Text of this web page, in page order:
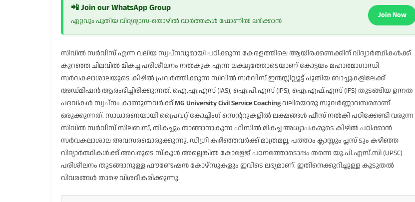
📲 Join our WhatsApp Group
ഏറ്റവും പുതിയ വിദ്യഭ്യാസ-തൊഴിൽ വാർത്തകൾ ഫോണിൽ ലഭിക്കാൻ
Join Now
സിവിൽ സർവീസ് എന്ന വലിയ സ്വപ്നവുമായി പഠിക്കുന്ന കേരളത്തിലെ ആയിരക്കണക്കിന് വിദ്യാർത്ഥികൾക്ക്
കുറഞ്ഞ ചിലവിൽ മികച്ച പരിശീലനം നൽകുക എന്ന ലക്ഷ്യത്തോടെയാണ് കോട്ടയം മഹാത്മാഗാന്ധി
സർവകലാശാലയുടെ കീഴിൽ പ്രവർത്തിക്കുന്ന സിവിൽ സർവീസ് ഇൻസ്റ്റിറ്റ്യൂട്ട് പുതിയ ബാച്ചുകളിലേക്ക്
അഡ്മിഷൻ ആരംഭിച്ചിരിക്കുന്നത്. ഐ.എ.എസ് (IAS), ഐ.പി.എസ് (IPS), ഐ.എഫ്.എസ് (IFS) തുടങ്ങിയ ഉന്നത
പദവികൾ സ്വപ്നം കാണുന്നവർക്ക്MG University Civil Service Coachingവലിയൊരു സുവർണ്ണാവസരമാണ്
ഒരുക്കുന്നത്. സാധാരണയായി പ്രൈവറ്റ് കോച്ചിംഗ് സെന്ററുകളിൽ ലക്ഷങ്ങൾ ഫീസ് നൽകി പഠിക്കേണ്ടി വരുന്ന
സിവിൽ സർവീസ് സിലബസ്, തികച്ചും താങ്ങാനാകുന്ന ഫീസിൽ മികച്ച അധ്യാപകരുടെ കീഴിൽ പഠിക്കാൻ
സർവകലാശാല അവസരമൊരുക്കുന്നു. ഡിഗ്രി കഴിഞ്ഞവർക്ക് മാത്രമല്ല, പത്താം ക്ലാസ്സും പ്ലസ് ടും കഴിഞ്ഞ
വിദ്യാർത്ഥികൾക്ക് അവരുടെ സ്കൂൾ അല്ലെങ്കിൽ കോളേജ് പഠനത്തോടൊപ്പം തന്നെ യു.പി.എസ്.സി (UPSC)
പരിശീലനം തുടങ്ങാനുള്ള ഫൗണ്ടേഷൻ കോഴ്സുകളും ഇവിടെ ലഭ്യമാണ്. ഇതിനെക്കുറിച്ചുള്ള കൂടുതൽ
വിവരങ്ങൾ താഴെ വിശദീകരിക്കുന്നു.